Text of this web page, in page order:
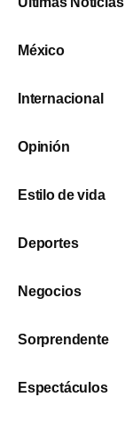
México
Internacional
Opinión
Estilo de vida
Deportes
Negocios
Sorprendente
Espectáculos